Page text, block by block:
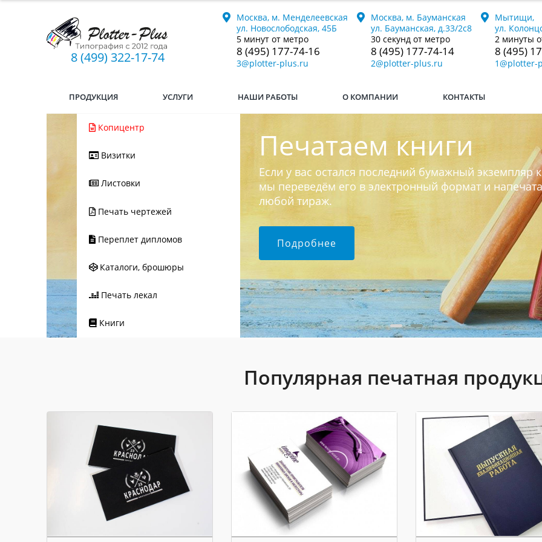
8 (499) 322-17-74
Москва, м. Менделеевская
ул. Новослободская, 45Б
5 минут от метро
8 (495) 177-74-16
3@plotter-plus.ru
Москва, м. Бауманская
ул. Бауманская, д.33/2с8
30 секунд от метро
8 (495) 177-74-14
2@plotter-plus.ru
Мытищи,
ул.
2 минуты
8 (495)
1@plotter-
ПРОДУКЦИЯ УСЛУГИ НАШИ РАБОТЫ О КОМПАНИИ КОНТАКТЫ
Копицентр
Визитки
Листовки
Печать чертежей
Переплет дипломов
Каталоги, брошюры
Печать лекал
Книги
Печатаем книги
Если у вас остался последний бумажный экземпляр
мы переведём его в электронный формат и
любой тираж.
Подробнее
Популярная печатная